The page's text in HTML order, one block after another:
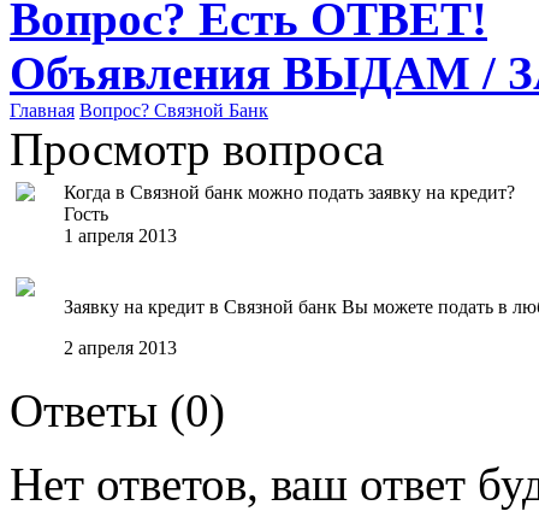
Вопрос? Есть ОТВЕТ!
Объявления ВЫДАМ /
Главная Вопрос? Связной Банк
Просмотр вопроса
Когда в Связной банк можно подать заявку на кредит?
Гость
1 апреля 2013
Заявку на кредит в Связной банк Вы можете подать в
2 апреля 2013
Ответы (0)
Нет ответов, ваш ответ